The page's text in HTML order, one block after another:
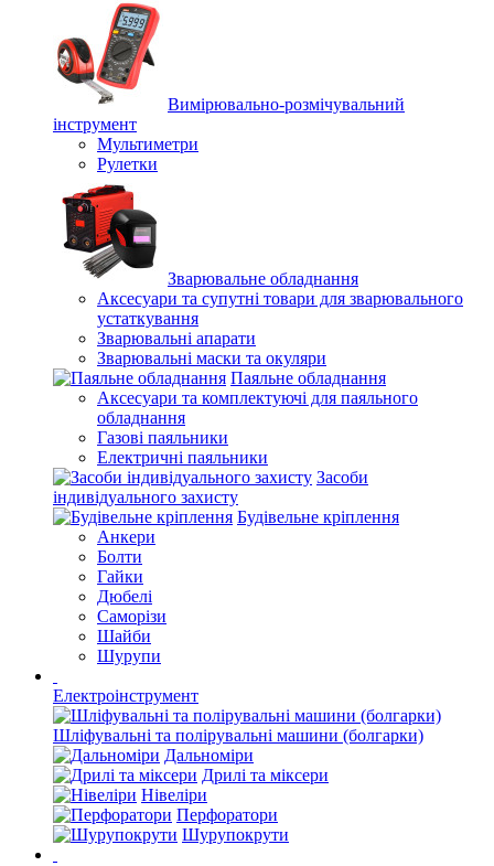
Вимірювально-розмічувальний
інструмент
Мультиметри
Рулетки
Зварювальне обладнання
Аксесуари та супутні товари для зварювального
устаткування
Зварювальні апарати
Зварювальні маски та окуляри
Паяльне обладнання
Аксесуари та комплектуючі для паяльного
обладнання
Газові паяльники
Електричні паяльники
Засоби
індивідуального захисту
Будівельне кріплення
Анкери
Болти
Гайки
Дюбелі
Саморізи
Шайби
Шурупи
Електроінструмент
Шліфувальні та полірувальні машини (болгарки)
Дальноміри
Дрилі та міксери
Нівеліри
Перфоратори
Шурупокрути